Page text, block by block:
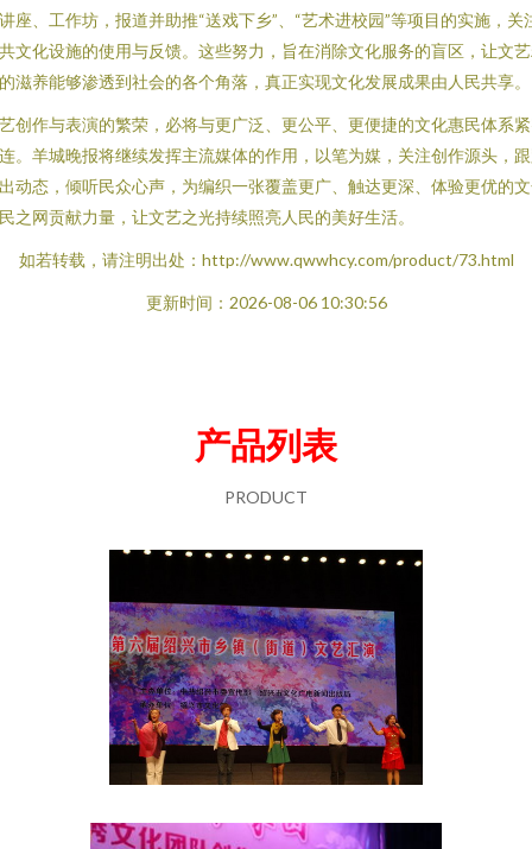
座、工作坊，报道并助推“送戏下乡”、“艺术进校园”等项目的实施，关
文化设施的使用与反馈。这些努力，旨在消除文化服务的盲区，让文
滋养能够渗透到社会的各个角落，真正实现文化发展成果由人民共享。
创作与表演的繁荣，必将与更广泛、更公平、更便捷的文化惠民体系
。羊城晚报将继续发挥主流媒体的作用，以笔为媒，关注创作源头，
动态，倾听民众心声，为编织一张覆盖更广、触达更深、体验更优的
之网贡献力量，让文艺之光持续照亮人民的美好生活。
如若转载，请注明出处：http://www.qwwhcy.com/product/73.html
更新时间：2026-08-06 10:30:56
产品列表
PRODUCT